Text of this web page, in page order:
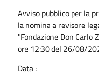
Avviso pubblico per la
la nomina a revisore
"Fondazione Don Carlo
ore 12:30 del 26/08/
Data :